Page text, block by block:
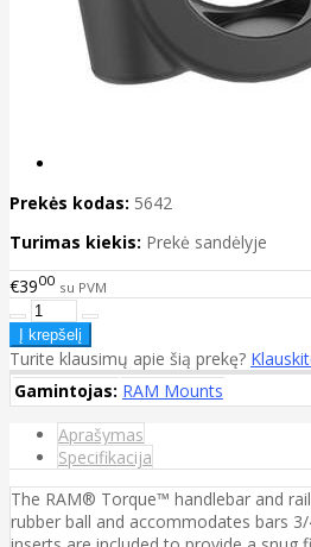
Prekės kodas: 5642
Turimas kiekis: Prekė sandėlyje
€3900 su PVM
Turite klausimų apie šią prekę?
Gamintojas: RAM Mounts
Aprašymas
Specifikacija
The RAM® Torque™ handlebar and
rubber ball and accommodates bars 3/